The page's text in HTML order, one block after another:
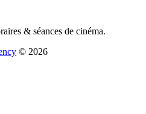
& séances de cinéma.
© 2026